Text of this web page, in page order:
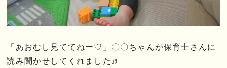
「あおむし見ててねー♡」〇〇ちゃんが保育士さんに
読み聞かせしてくれました♬